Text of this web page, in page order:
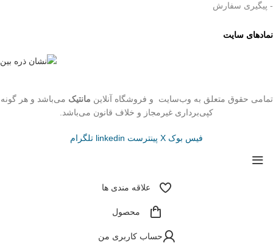
- پیگیری سفارش
نمادهای سایت
تمامی حقوق متعلق به وب‌سایت و فروشگاه‌ آنلاین مانتیک می‌باشد و هر گونه
کپی‌برداری غیرمجاز و خلاف قانون می‌باشد.
فیس بوک X پینترست linkedin تلگرام
علاقه مندی ها
محصول
حساب کاربری من